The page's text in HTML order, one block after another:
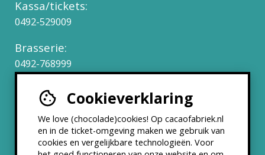
Cookieverklaring
We love (chocolade)cookies! Op cacaofabriek.nl
en in de ticket-omgeving maken we gebruik van
cookies en vergelijkbare technologieën. Voor
Kassa/tickets:
0492-529009
Brasserie:
0492-768999
Werken bij
Partners & Samenwerkingen